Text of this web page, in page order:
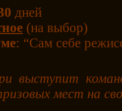
дней
(на выбор)
: “Сам себе
выступит
мест на